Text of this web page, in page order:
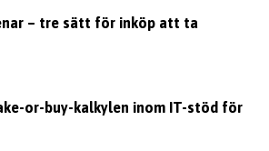
– tre sätt för inköp att ta
or-buy-kalkylen inom IT-stöd för